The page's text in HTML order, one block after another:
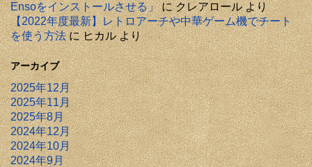
Ensoをインストールさせる」にクレアロールより
【2022年度最新】レトロアーチや中華ゲーム機でチート
を使う方法にヒカルより
アーカイブ
2025年12月
2025年11月
2025年8月
2024年12月
2024年10月
2024年9月